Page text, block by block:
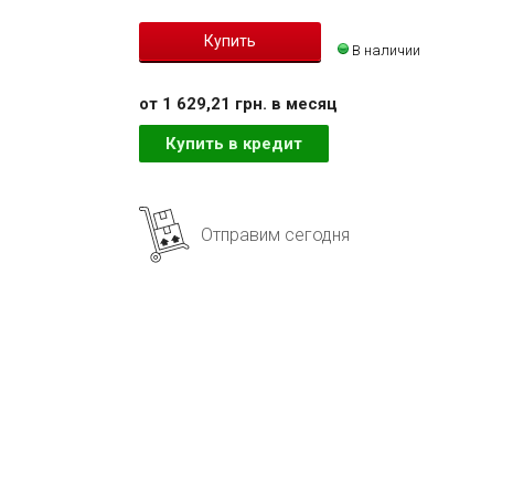
В наличии
от 1 629,21 грн. в месяц
Купить в кредит
Отправим сегодня